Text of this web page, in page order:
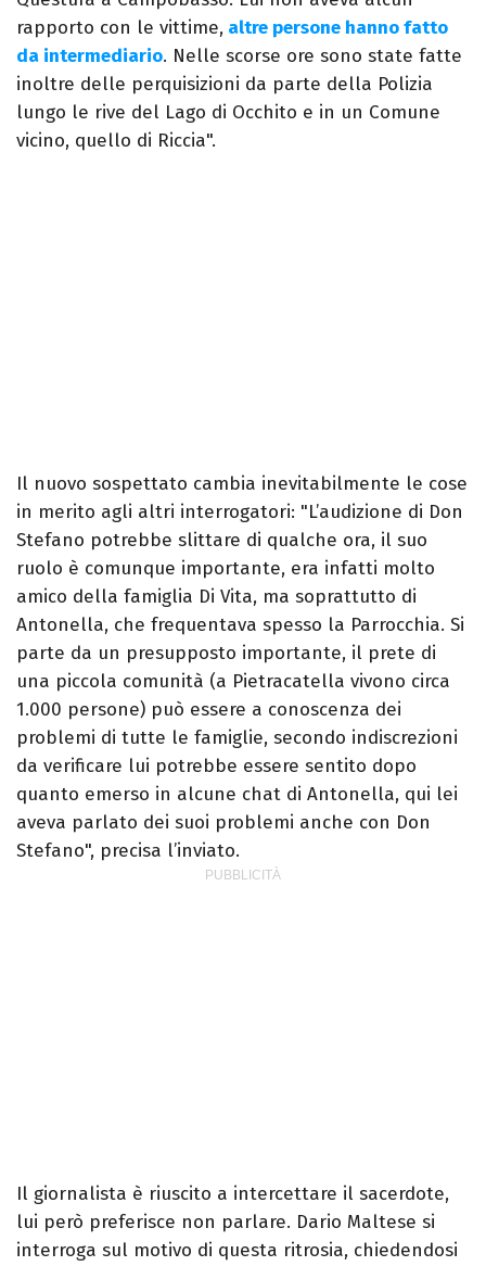
rapporto con le vittime, altre persone hanno fatto
da intermediario. Nelle scorse ore sono state fatte
inoltre delle perquisizioni da parte della Polizia
lungo le rive del Lago di Occhito e in un Comune
vicino, quello di Riccia".
Il nuovo sospettato cambia inevitabilmente le cose
in merito agli altri interrogatori: "L’audizione di Don
Stefano potrebbe slittare di qualche ora, il suo
ruolo è comunque importante, era infatti molto
amico della famiglia Di Vita, ma soprattutto di
Antonella, che frequentava spesso la Parrocchia. Si
parte da un presupposto importante, il prete di
una piccola comunità (a Pietracatella vivono circa
1.000 persone) può essere a conoscenza dei
problemi di tutte le famiglie, secondo indiscrezioni
da verificare lui potrebbe essere sentito dopo
quanto emerso in alcune chat di Antonella, qui lei
aveva parlato dei suoi problemi anche con Don
Stefano", precisa l’inviato.
Il giornalista è riuscito a intercettare il sacerdote,
lui però preferisce non parlare. Dario Maltese si
interroga sul motivo di questa ritrosia, chiedendosi